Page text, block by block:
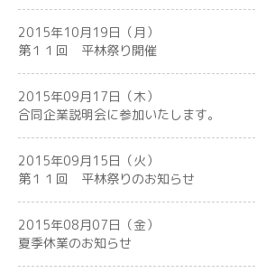
2015年10月19日（月）
第１１回 平林祭り開催
2015年09月17日（木）
合同企業説明会に参加いたします。
2015年09月15日（火）
第１１回 平林祭りのお知らせ
2015年08月07日（金）
夏季休業のお知らせ